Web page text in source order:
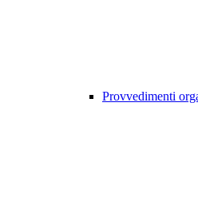
Provvedimenti